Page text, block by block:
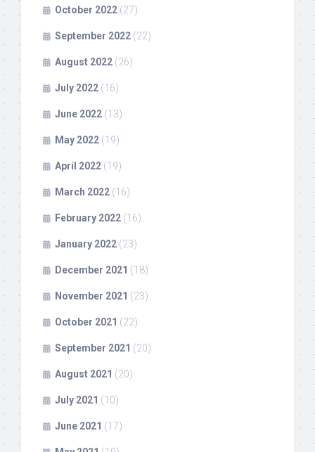
October 2022 (27)
September 2022 (22)
August 2022 (26)
July 2022 (16)
June 2022 (13)
May 2022 (19)
April 2022 (19)
March 2022 (16)
February 2022 (16)
January 2022 (23)
December 2021 (18)
November 2021 (23)
October 2021 (22)
September 2021 (20)
August 2021 (20)
July 2021 (10)
June 2021 (17)